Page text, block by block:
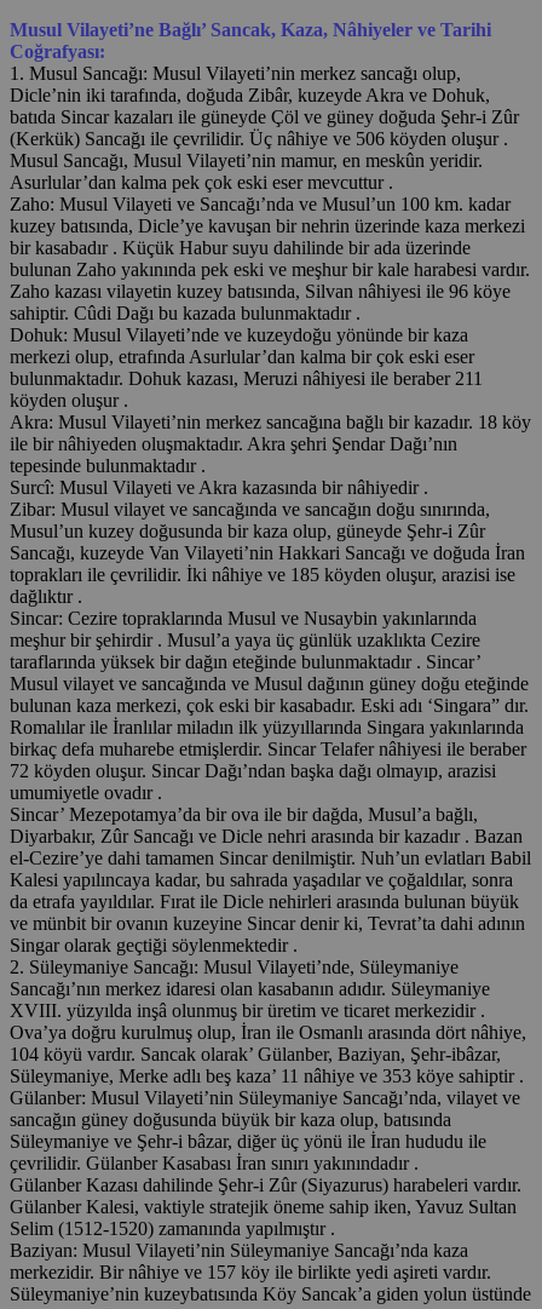
Musul Vilayeti’ne Bağlı’ Sancak, Kaza, Nâhiyeler ve Tarihi
Coğrafyası:
1. Musul Sancağı: Musul Vilayeti’nin merkez sancağı olup,
Dicle’nin iki tarafında, doğuda Zibâr, kuzeyde Akra ve Dohuk,
batıda Sincar kazaları ile güneyde Çöl ve güney doğuda Şehr-i Zûr
(Kerkük) Sancağı ile çevrilidir. Üç nâhiye ve 506 köyden oluşur .
Musul Sancağı, Musul Vilayeti’nin mamur, en meskûn yeridir.
Asurlular’dan kalma pek çok eski eser mevcuttur .
Zaho: Musul Vilayeti ve Sancağı’nda ve Musul’un 100 km. kadar
kuzey batısında, Dicle’ye kavuşan bir nehrin üzerinde kaza merkezi
bir kasabadır . Küçük Habur suyu dahilinde bir ada üzerinde
bulunan Zaho yakınında pek eski ve meşhur bir kale harabesi vardır.
Zaho kazası vilayetin kuzey batısında, Silvan nâhiyesi ile 96 köye
sahiptir. Cûdi Dağı bu kazada bulunmaktadır .
Dohuk: Musul Vilayeti’nde ve kuzeydoğu yönünde bir kaza
merkezi olup, etrafında Asurlular’dan kalma bir çok eski eser
bulunmaktadır. Dohuk kazası, Meruzi nâhiyesi ile beraber 211
köyden oluşur .
Akra: Musul Vilayeti’nin merkez sancağına bağlı bir kazadır. 18 köy
ile bir nâhiyeden oluşmaktadır. Akra şehri Şendar Dağı’nın
tepesinde bulunmaktadır .
Surcî: Musul Vilayeti ve Akra kazasında bir nâhiyedir .
Zibar: Musul vilayet ve sancağında ve sancağın doğu sınırında,
Musul’un kuzey doğusunda bir kaza olup, güneyde Şehr-i Zûr
Sancağı, kuzeyde Van Vilayeti’nin Hakkari Sancağı ve doğuda İran
toprakları ile çevrilidir. İki nâhiye ve 185 köyden oluşur, arazisi ise
dağlıktır .
Sincar: Cezire topraklarında Musul ve Nusaybin yakınlarında
meşhur bir şehirdir . Musul’a yaya üç günlük uzaklıkta Cezire
taraflarında yüksek bir dağın eteğinde bulunmaktadır . Sincar’
Musul vilayet ve sancağında ve Musul dağının güney doğu eteğinde
bulunan kaza merkezi, çok eski bir kasabadır. Eski adı ‘Singara” dır.
Romalılar ile İranlılar miladın ilk yüzyıllarında Singara yakınlarında
birkaç defa muharebe etmişlerdir. Sincar Telafer nâhiyesi ile beraber
72 köyden oluşur. Sincar Dağı’ndan başka dağı olmayıp, arazisi
umumiyetle ovadır .
Sincar’ Mezepotamya’da bir ova ile bir dağda, Musul’a bağlı,
Diyarbakır, Zûr Sancağı ve Dicle nehri arasında bir kazadır . Bazan
el-Cezire’ye dahi tamamen Sincar denilmiştir. Nuh’un evlatları Babil
Kalesi yapılıncaya kadar, bu sahrada yaşadılar ve çoğaldılar, sonra
da etrafa yayıldılar. Fırat ile Dicle nehirleri arasında bulunan büyük
ve münbit bir ovanın kuzeyine Sincar denir ki, Tevrat’ta dahi adının
Singar olarak geçtiği söylenmektedir .
2. Süleymaniye Sancağı: Musul Vilayeti’nde, Süleymaniye
Sancağı’nın merkez idaresi olan kasabanın adıdır. Süleymaniye
XVIII. yüzyılda inşâ olunmuş bir üretim ve ticaret merkezidir .
Ova’ya doğru kurulmuş olup, İran ile Osmanlı arasında dört nâhiye,
104 köyü vardır. Sancak olarak’ Gülanber, Baziyan, Şehr-ibâzar,
Süleymaniye, Merke adlı beş kaza’ 11 nâhiye ve 353 köye sahiptir .
Gülanber: Musul Vilayeti’nin Süleymaniye Sancağı’nda, vilayet ve
sancağın güney doğusunda büyük bir kaza olup, batısında
Süleymaniye ve Şehr-i bâzar, diğer üç yönü ile İran hududu ile
çevrilidir. Gülanber Kasabası İran sınırı yakınındadır .
Gülanber Kazası dahilinde Şehr-i Zûr (Siyazurus) harabeleri vardır.
Gülanber Kalesi, vaktiyle stratejik öneme sahip iken, Yavuz Sultan
Selim (1512-1520) zamanında yapılmıştır .
Baziyan: Musul Vilayeti’nin Süleymaniye Sancağı’nda kaza
merkezidir. Bir nâhiye ve 157 köy ile birlikte yedi aşireti vardır.
Süleymaniye’nin kuzeybatısında Köy Sancak’a giden yolun üstünde